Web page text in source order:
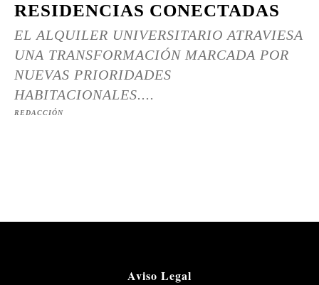
RESIDENCIAS CONECTADAS
EL ALQUILER UNIVERSITARIO ATRAVIESA
UNA TRANSFORMACIÓN MARCADA POR
NUEVAS PRIORIDADES
HABITACIONALES....
REDACCIÓN
Aviso Legal